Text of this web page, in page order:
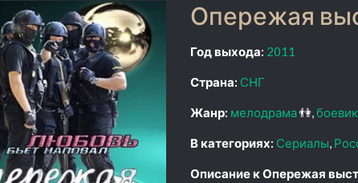
Опережая
Год выхода: 2011
Страна: СНГ
Жанр: мелодрама👫 боевик
В категориях: Сериалы
Описание к Опережая